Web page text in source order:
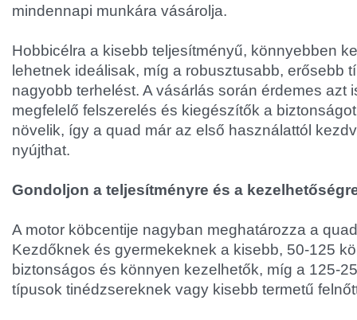
mindennapi munkára vásárolja.
Hobbicélra a kisebb teljesítményű, könnyebben
lehetnek ideálisak, míg a robusztusabb, erősebb
nagyobb terhelést. A vásárlás során érdemes azt
megfelelő felszerelés és kiegészítők a
növelik, így a quad már az első használattól
nyújthat.
Gondoljon a teljesítményre és a
A motor köbcentije nagyban meghatározza a
Kezdőknek és gyermekeknek a kisebb, 50-125
biztonságos és könnyen kezelhetők, míg a 125-
típusok tinédzsereknek vagy kisebb termetű